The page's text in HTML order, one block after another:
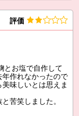
評価
とお塩で自作して
作れなかったので
味しいとは思えま
苦笑しました。